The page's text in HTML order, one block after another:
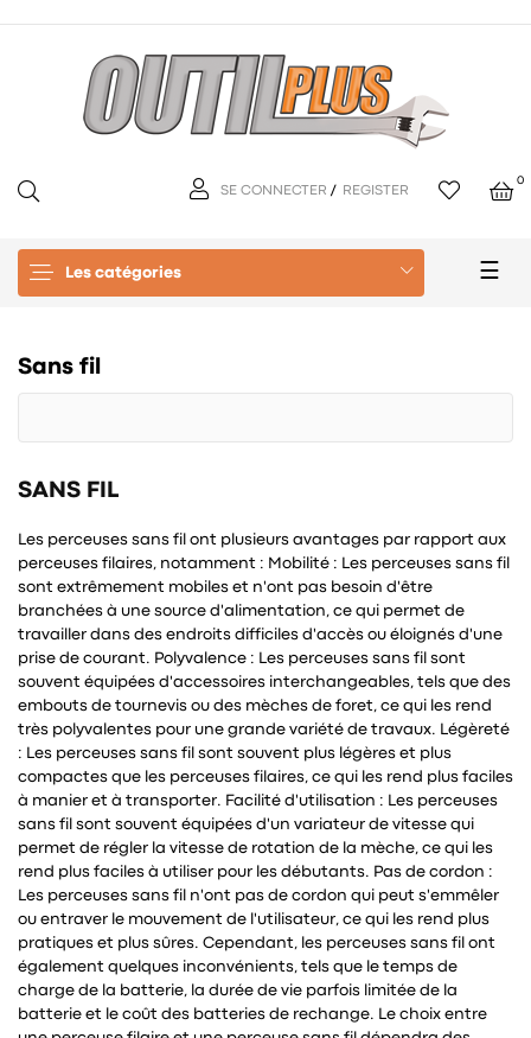
SE CONNECTER / REGISTER
0
Les catégories ☰
Sans fil
SANS FIL
Les perceuses sans fil ont plusieurs avantages par rapport aux
perceuses filaires, notamment : Mobilité : Les perceuses sans fil
sont extrêmement mobiles et n'ont pas besoin d'être
branchées à une source d'alimentation, ce qui permet de
travailler dans des endroits difficiles d'accès ou éloignés d'une
prise de courant. Polyvalence : Les perceuses sans fil sont
souvent équipées d'accessoires interchangeables, tels que des
embouts de tournevis ou des mèches de foret, ce qui les rend
très polyvalentes pour une grande variété de travaux. Légèreté
: Les perceuses sans fil sont souvent plus légères et plus
compactes que les perceuses filaires, ce qui les rend plus faciles
à manier et à transporter. Facilité d'utilisation : Les perceuses
sans fil sont souvent équipées d'un variateur de vitesse qui
permet de régler la vitesse de rotation de la mèche, ce qui les
rend plus faciles à utiliser pour les débutants. Pas de cordon :
Les perceuses sans fil n'ont pas de cordon qui peut s'emmêler
ou entraver le mouvement de l'utilisateur, ce qui les rend plus
pratiques et plus sûres. Cependant, les perceuses sans fil ont
également quelques inconvénients, tels que le temps de
charge de la batterie, la durée de vie parfois limitée de la
batterie et le coût des batteries de rechange. Le choix entre